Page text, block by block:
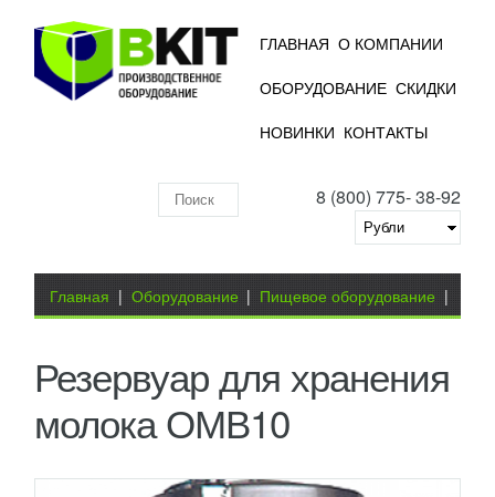
ГЛАВНАЯ О КОМПАНИИ
ОБОРУДОВАНИЕ СКИДКИ
НОВИНКИ КОНТАКТЫ
8 (800) 775- 38-92
складу
Вы здесь
Главная | Оборудование | Пищевое оборудование |
для хранения молока ОМВ10
Резервуар для хранения
молока ОМВ10